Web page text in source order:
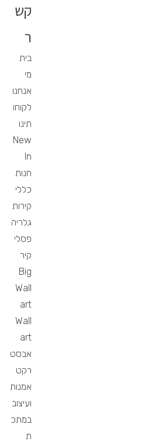
קש
ר
בית
מי
אנחנו
לקוחו
תינו
New
In
חנות
כללי
קירות
גלריה
פסלי
קיר
Big
Wall
art
Wall
art
אבסט
רקט
אמנות
ועיצוב
במתכ
ת